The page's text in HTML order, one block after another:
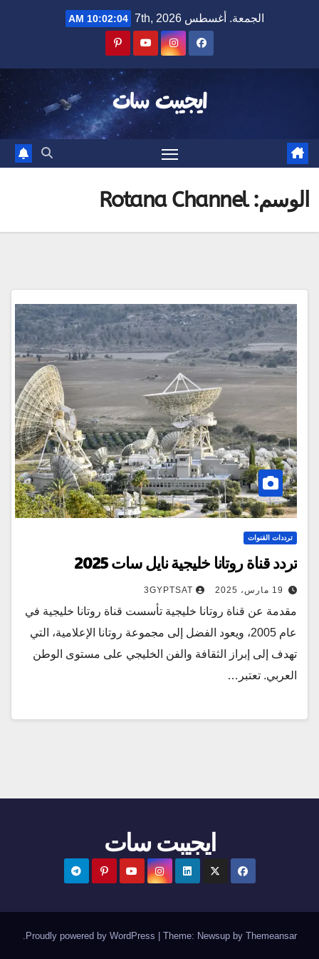
الجمعة. أغسطس 7th, 2026 10:02:05 AM
ايجيبت سات
الوسم:Rotana Channel
ترددات القنوات
تردد قناة روتانا خليجية نايل سات 2025
19 مارس، 2025 3GYPTSAT
مقدمة عن قناة روتانا خليجية تأسست قناة روتانا خليجية في
عام 2005، ويعود الفضل إلى مجموعة روتانا الإعلامية، التي
تهدف إلى إبراز الثقافة والفن الخليجي على مستوى الوطن
العربي. تعتبر…
ايجيبت سات
Proudly powered by WordPress Theme: Newsupby Themeansar